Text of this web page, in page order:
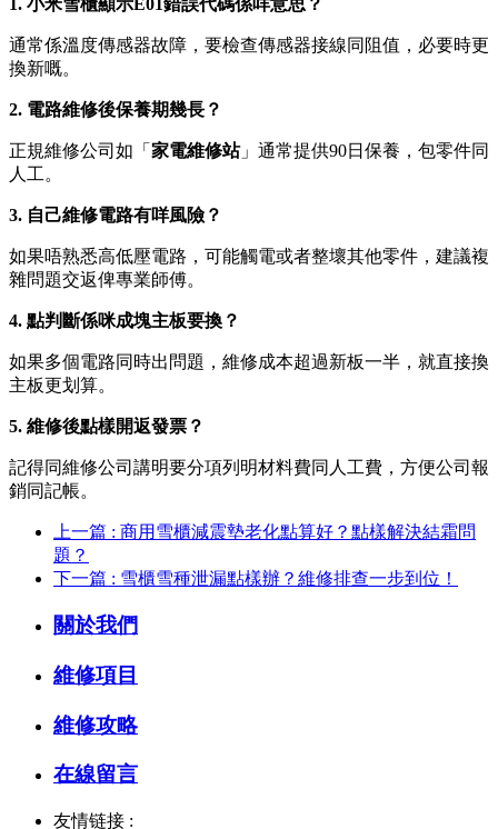
通常係溫度傳感器故障，要檢查傳感器接線同阻值，必要時更
換新嘅。
2. 電路維修後保養期幾長？
正規維修公司如「 家電維修站」通常提供90日保養，包零件同
人工。
3. 自己維修電路有咩風險？
如果唔熟悉高低壓電路，可能觸電或者整壞其他零件，建議複
雜問題交返俾專業師傅。
4. 點判斷係咪成塊主板要換？
如果多個電路同時出問題，維修成本超過新板一半，就直接換
主板更划算。
5. 維修後點樣開返發票？
記得同維修公司講明要分項列明材料費同人工費，方便公司報
銷同記帳。
上一篇 : 商用雪櫃減震墊老化點算好？點樣解決結霜問
題？
下一篇 : 雪櫃雪種泄漏點樣辦？維修排查一步到位！
關於我們
維修項目
維修攻略
在線留言
友情链接 :